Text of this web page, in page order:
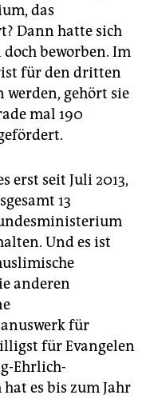
das
Dann hatte sich
beworben. Im
für den dritten
werden, gehört sie
mal 190
erst seit Juli 2013,
13
Und es ist
anderen
für
für Evangelen
Ehrlich-
es bis zum Jahr